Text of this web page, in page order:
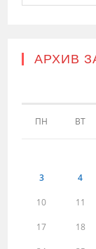
АРХИВ
ПН ВТ
3 4
10 11
17 18